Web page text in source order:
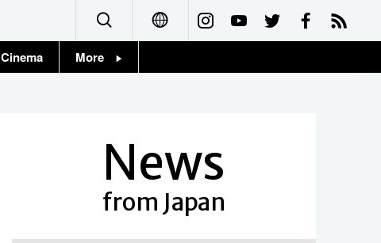
Français
Cinema More
News
from Japan